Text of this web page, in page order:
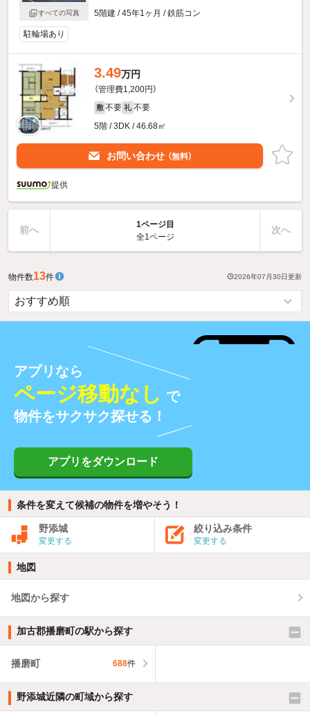
すべての写真
5階建 / 45年1ヶ月 / 鉄筋コン
駐輪場あり
3.49万円
（管理費1,200円）
敷 不要 礼 不要
5階 / 3DK / 46.68㎡
お問い合わせ （無料）
提供
前へ
1ページ目
全1ページ
次へ
物件数13件 2026年07月30日更新
アプリなら
ページ移動なし で
物件をサクサク探せる！
アプリをダウンロード
条件を変えて候補の物件を増やそう！
野添城
変更する
絞り込み条件
変更する
地図
地図から探す
加古郡播磨町の駅から探す
播磨町 688件
野添城近隣の町域から探す